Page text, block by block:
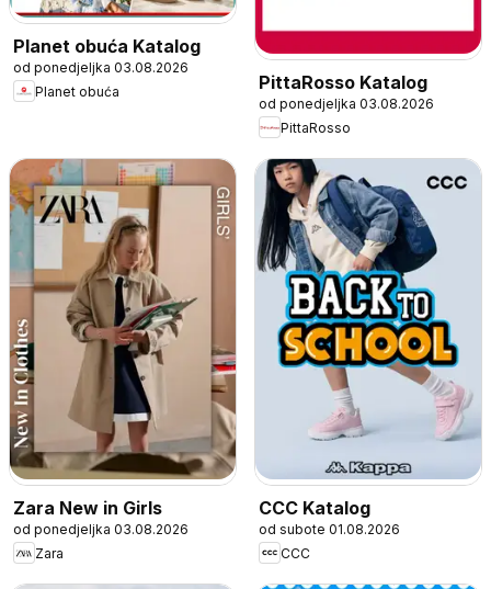
Planet obuća Katalog
od ponedjeljka 03.08.2026
Planet obuća
PittaRosso Katalog
od ponedjeljka 03.08.2026
PittaRosso
Zara New in Girls
od ponedjeljka 03.08.2026
Zara
CCC Katalog
od subote 01.08.2026
CCC